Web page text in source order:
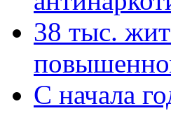
38 тыс.
С начала